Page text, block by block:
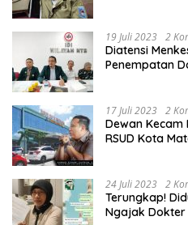
19 Juli 2023 2
Diatensi
Penempatan
17 Juli 2023 2
Dewan
RSUD Kota
24 Juli 2023 2
Terungkap!
Ngajak Dokter